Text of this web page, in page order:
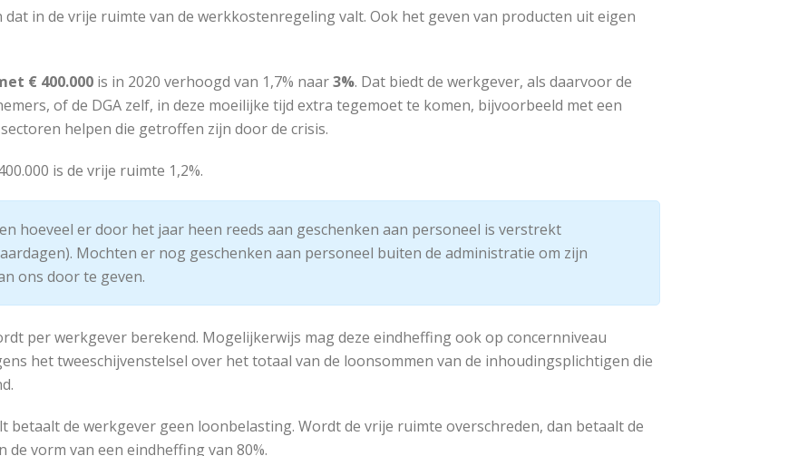
in de vrije ruimte van de werkkostenregeling valt. Ook het geven van producten uit eigen
€ 400.000 is in 2020 verhoogd van 1,7% naar3%. Dat biedt de werkgever, als daarvoor de
of de DGA zelf, in deze moeilijke tijd extra tegemoet te komen, bijvoorbeeld met een
helpen die getroffen zijn door de crisis.
is de vrije ruimte 1,2%.
hoeveel er door het jaar heen reeds aan geschenken aan personeel is verstrekt
Mochten er nog geschenken aan personeel buiten de administratie om zijn
ons door te geven.
per werkgever berekend. Mogelijkerwijs mag deze eindheffing ook op concernniveau
het tweeschijvenstelsel over het totaal van de loonsommen van de inhoudingsplichtigen die
betaalt de werkgever geen loonbelasting. Wordt de vrije ruimte overschreden, dan betaalt de
vorm van een eindheffing van 80%.